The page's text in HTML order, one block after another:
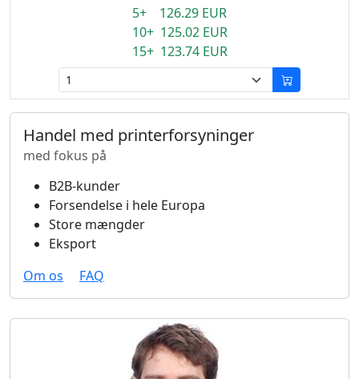
5+ 126.29 EUR
10+ 125.02 EUR
15+ 123.74 EUR
Handel med printerforsyninger
med fokus på
B2B-kunder
Forsendelse i hele Europa
Store mængder
Eksport
Om os
FAQ